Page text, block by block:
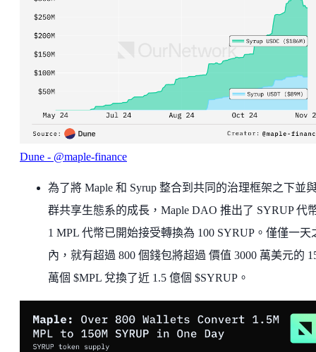
Dune - @maple-finance
為了將 Maple 和 Syrup 整合到共同的治理框架之下並
群共享生態系的成長，Maple DAO 推出了 SYRUP 代
1 MPL 代幣已開始接受轉換為 100 SYRUP。僅僅一天
內，就有超過 800 個錢包將超過 價值 3000 萬美元的
萬個 $MPL 兌換了近 1.5 億個 $SYRUP。